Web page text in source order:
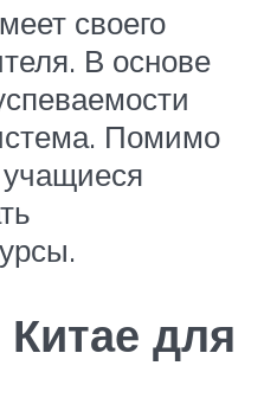
своего
В основе
Помимо
для